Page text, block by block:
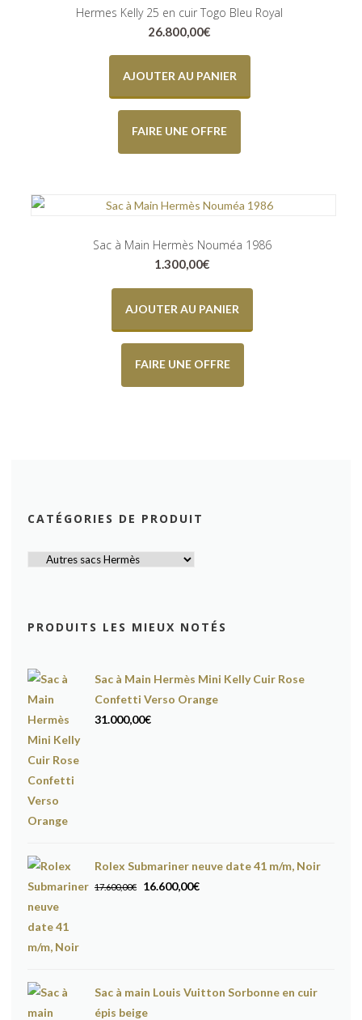
Hermes Kelly 25 en cuir Togo Bleu Royal
26.800,00€
AJOUTER AU PANIER
FAIRE UNE OFFRE
Sac à Main Hermès Nouméa 1986
1.300,00€
AJOUTER AU PANIER
FAIRE UNE OFFRE
CATÉGORIES DE PRODUIT
PRODUITS LES MIEUX NOTÉS
Sac à Main Hermès Mini Kelly Cuir Rose
Confetti Verso Orange
31.000,00€
Rolex Submariner neuve date 41 m/m, Noir
17.600,00€
Le
16.600,00€Le
Sac à main Louis Vuitton Sorbonne en cuir
épis beige